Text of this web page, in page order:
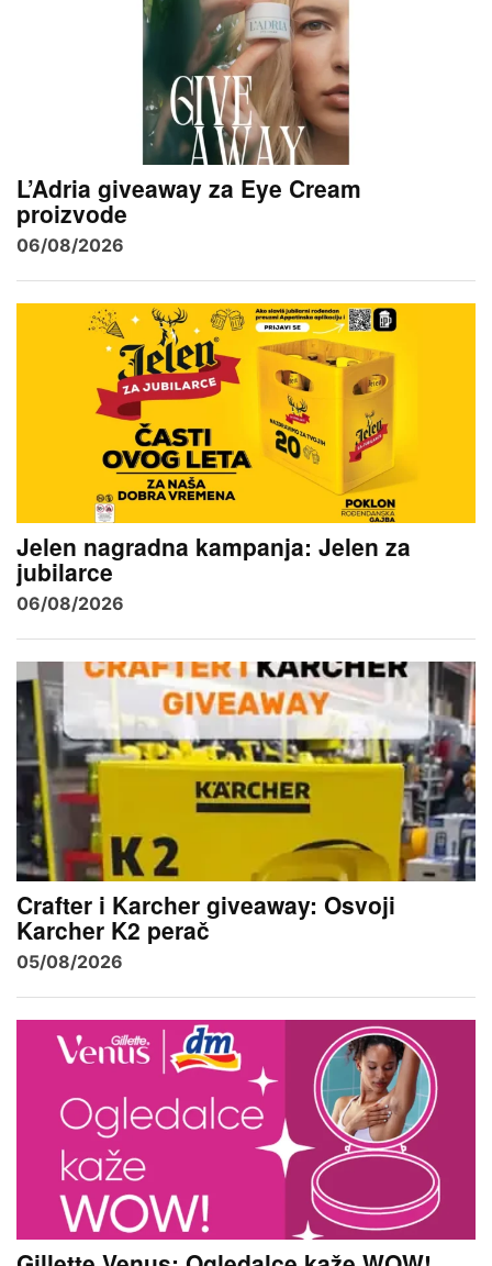
L’Adria giveaway za Eye Cream
proizvode
06/08/2026
Jelen nagradna kampanja: Jelen za
jubilarce
06/08/2026
Crafter i Karcher giveaway: Osvoji
Karcher K2 perač
05/08/2026